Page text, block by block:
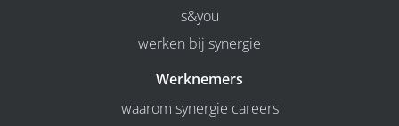
s&you
werken bij synergie
Werknemers
waarom synergie careers